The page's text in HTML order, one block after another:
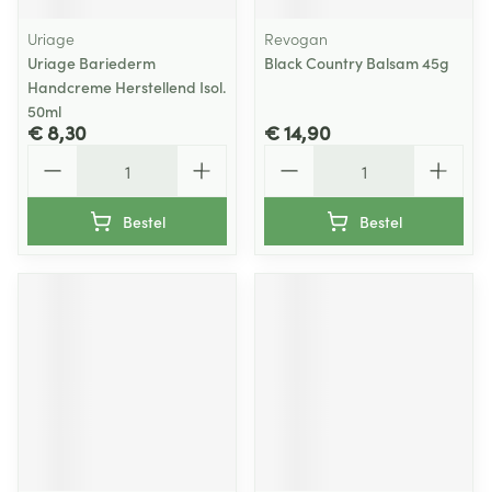
Uriage
Uriage Bariederm
Handcreme Herstellend Isol.
50ml
€ 8,30
Bestel
Revogan
Black Country Balsam 45g
€ 14,90
Bestel